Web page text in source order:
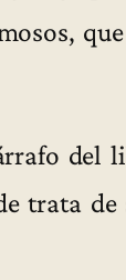
del
trata de